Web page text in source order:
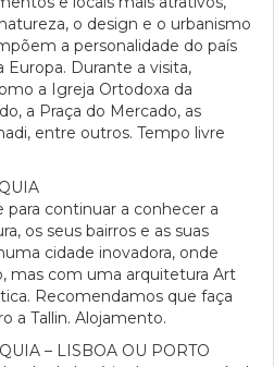
o design e o urbanismo
a personalidade do país
Durante a visita,
a Igreja Ortodoxa da
a Praça do Mercado, as
entre outros. Tempo livre
para continuar a conhecer a
os seus bairros e as suas
cidade inovadora, onde
mas com uma arquitetura Art
Recomendamos que faça
a Tallin. Alojamento.
– LISBOA OU PORTO